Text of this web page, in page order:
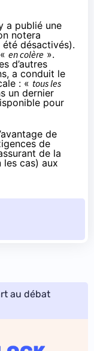
a publié une
notera
été désactivés).
en colère ».
d’autres
a conduit le
: « tous les
un dernier
pour
de
de
de la
les cas) aux
au débat